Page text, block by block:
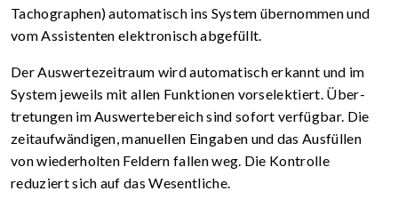
Tachographen) automatisch ins System übernommen und
vom Assistenten elektronisch abgefüllt.
Der Auswertezeitraum wird automatisch erkannt und im
System jeweils mit allen Funktionen vorselektiert. Über­
tretungen im Auswertebereich sind sofort verfügbar. Die
zeitaufwändigen, manuellen Eingaben und das Ausfüllen
von wiederholten Feldern fallen weg. Die Kontrolle
reduziert sich auf das Wesentliche.